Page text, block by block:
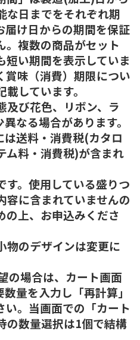
な日までをそれぞれ期
届け日からの期間を保証
。複数の商品がセット
短い期間を表示していま
賞味（消費）期限につい
しています。
び花色、リボン、ラ
なる場合があります。
送料・消費税(カタロ
ム料・消費税)が含まれ
。使用している盛りつ
容に含まれていませんの
の上、お申込みくださ
のデザインは変更に
の場合は、カート画面
量を入力し「再計算」
い。当画面での「カート
の数量選択は1個で結構